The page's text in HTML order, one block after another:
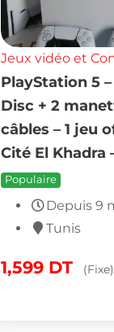
Jeux vidéo et
PlayStation 5
Disc + 2
câbles – 1 jeu
Cité El Khadra
Populaire
Depuis 9
Tunis
1,599 DT (Fixe)